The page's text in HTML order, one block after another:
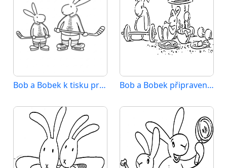
Bob a Bobek k tisku pro děti Bob a Bobek připravený k tisku